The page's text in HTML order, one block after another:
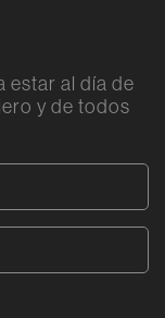
estar al día de
y de todos